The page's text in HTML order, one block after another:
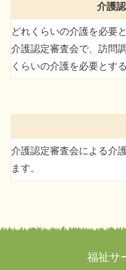
介護
どれくらいの介護を必要
介護認定審査会で、訪問
くらいの介護を必要とす
介護認定審査会による介
ます。
福祉サ